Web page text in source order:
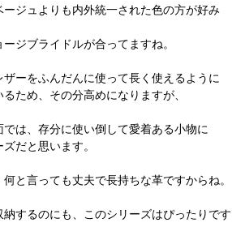
ージュよりも内外統一された色の方が好み
ジブライドルが合ってますね。
ーをふんだんに使って長く使えるように
ため、その分高めになりますが、
は、存分に使い倒して愛着ある小物に
だと思います。
と言っても丈夫で長持ちな革ですからね。
するのにも、このシリーズはぴったりです